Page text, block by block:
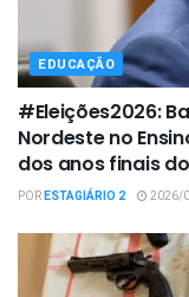
EDUCAÇÃO
#Eleições2026:
Nordeste no
dos anos finais
PORESTAGIÁRIO 2 2026/